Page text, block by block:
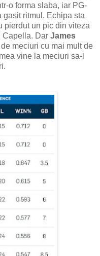
o forma slaba, iar PG-
gasit ritmul. Echipa sta
pierdut un pic din viteza
Capella. Dar James
meciuri cu mai mult de
vine la meciuri sa-l